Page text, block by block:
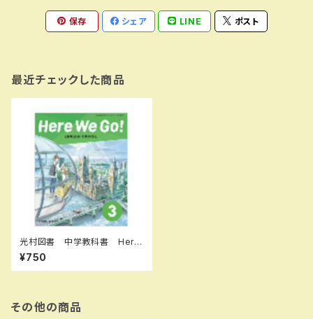
保存 シェア LINE ポスト
最近チェックした商品
光村図書 中学教科書 Here
We Go! ENGLISH COURSE
3 ［教番：英語905］ 新品 IS
BN：9784813801191 ISBN
¥750
その他の商品